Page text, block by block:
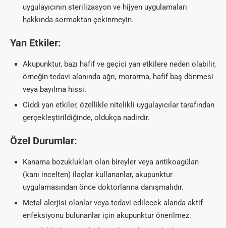
uygulayıcının sterilizasyon ve hijyen uygulamaları
hakkında sormaktan çekinmeyin.
Yan Etkiler:
Akupunktur, bazı hafif ve geçici yan etkilere neden olabilir,
örneğin tedavi alanında ağrı, morarma, hafif baş dönmesi
veya bayılma hissi.
Ciddi yan etkiler, özellikle nitelikli uygulayıcılar tarafından
gerçekleştirildiğinde, oldukça nadirdir.
Özel Durumlar:
Kanama bozuklukları olan bireyler veya antikoagülan
(kanı incelten) ilaçlar kullananlar, akupunktur
uygulamasından önce doktorlarına danışmalıdır.
Metal alerjisi olanlar veya tedavi edilecek alanda aktif
enfeksiyonu bulunanlar için akupunktur önerilmez.